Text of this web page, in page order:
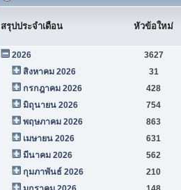
สรุปประจำเดือน หัวข้อใหม่
2026
3627
สิงหาคม 2026
31
กรกฎาคม 2026
428
มิถุนายน 2026
754
พฤษภาคม 2026
863
เมษายน 2026
631
มีนาคม 2026
562
กุมภาพันธ์ 2026
210